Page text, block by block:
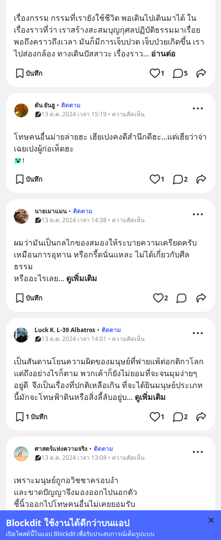
Blockdit ใช้งานได้ดีกว่าบนแอป
เปิดโพสต์นี้ในแอป Blockdit เพื่อรับประสบการณ์เต็มรูปแบบ
เรื่องกรรม กรรมที่เรายังใช้ชีวิต พอเดินไปเดินมาได้ ใน
เรื่องราวที่ว่า เราสร้างสะสมบุญกุศลปฏิบัติธรรมมาเรื่อย
พอถึงคราวถึงเวลา มันก็มีการเจ็บปวด เจ็บป่วยเกิดขึ้น เรา
ไปส่องกล้อง ทางเดินปัสสาวะ เรื่องราว... อ่านต่อ
บันทึก 1 5
ตัน ยันฮู • ติดตาม
13 ต.ค. 2024 เวลา 15:19 • ความคิดเห็น
โทษคนอื่นม่ายล่ายฮะ เฮียเปงคงดีสำนึกดีฮะ...แต่เฮียว่าจ่า
เฉยเปงผู้ก่อเห็ดฮะ
1
บันทึก 1 2
นายเมาแมน • ติดตาม
13 ต.ค. 2024 เวลา 14:38 • ความคิดเห็น
ผมว่ามันเป็นกลไกของสมองให้ระบายความเครียดครับ
เหมือนการอุทาน หรือกรี้ดนั่นแหละ ไม่ได้เกี่ยวกับศีล
ธรรม
หรืออะไรเลย... ดูเพิ่มเติม
บันทึก 2
Luck K. L-39 Albatros • ติดตาม
13 ต.ค. 2024 เวลา 14:01 • ความคิดเห็น
เป็นสันดานโยนความผิดของมนุษย์ที่พ่ายแพ้ต่อกติกาโลก
แต่ถึงอย่างไรก็ตาม พวกเค้าก็ยังไม่ยอมที่จะจนมุมง่ายๆ
อยู่ดี  จึงเป็นเรื่องที่ปกติเหลือเกิน ที่จะได้ยินมนุษย์ประเภท
นี้มักจะโทษฟ้าดินหรือสิ่งลี้ลับอยู่บ... ดูเพิ่มเติม
1 บันทึก 1 2
ศาสตร์แห่งความจริง • ติดตาม
13 ต.ค. 2024 เวลา 13:08 • ความคิดเห็น
เพราะมนุษย์ถูกอวิชชาครอบงำ
และขาดปัญญาจึงมองออกไปนอกตัว
ชี้นิ้วออกไปโทษคนอื่นไม่เคยยอมรับ
ความเป็นจริงว่า   ทุกสิ่งที่เราได้รับคือสิ่งที่เรา
2